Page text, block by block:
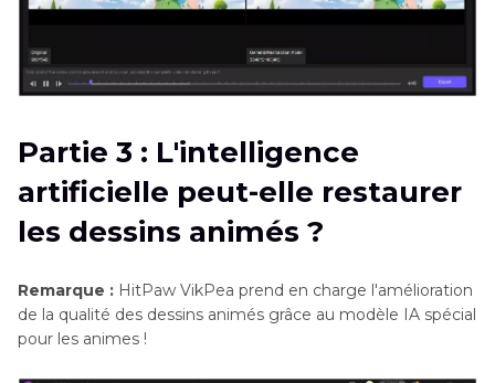
Partie 3 : L'intelligence
artificielle peut-elle restaurer
les dessins animés ?
Remarque : HitPaw VikPea prend en charge l'amélioration
de la qualité des dessins animés grâce au modèle IA spécial
pour les animes !